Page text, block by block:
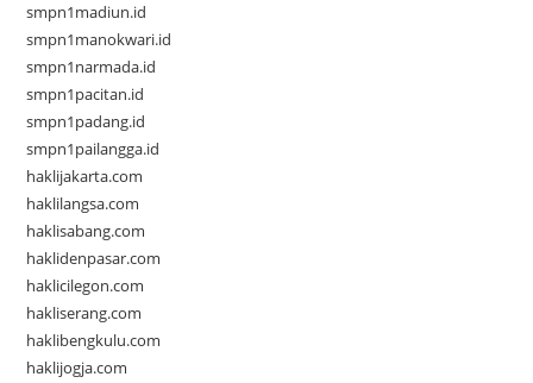
smpn1madiun.id
smpn1manokwari.id
smpn1narmada.id
smpn1pacitan.id
smpn1padang.id
smpn1pailangga.id
haklijakarta.com
haklilangsa.com
haklisabang.com
haklidenpasar.com
haklicilegon.com
hakliserang.com
haklibengkulu.com
haklijogja.com